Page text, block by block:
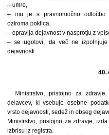
– umre,
– mu je s pravnomočno odločbo
oziroma poklica,
– opravlja dejavnost v nasprotju z
– se ugotovi, da več ne izpolnjuje
dejavnosti.
40.
Ministrstvo, pristojno za
delavcev, ki vsebuje osebne
vrsto dejavnosti, sedež in obseg
Ministrstvo, pristojno za zdravje,
izbrisu iz registra.